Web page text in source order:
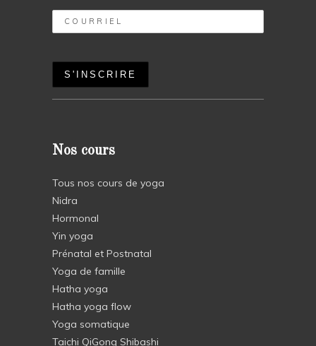
Nos cours
Tous nos cours de yoga
Nidra
Hormonal
Yin yoga
Prénatal et Postnatal
Yoga de famille
Hatha yoga
Hatha yoga flow
Yoga somatique
Taichi QiGong Shibashi